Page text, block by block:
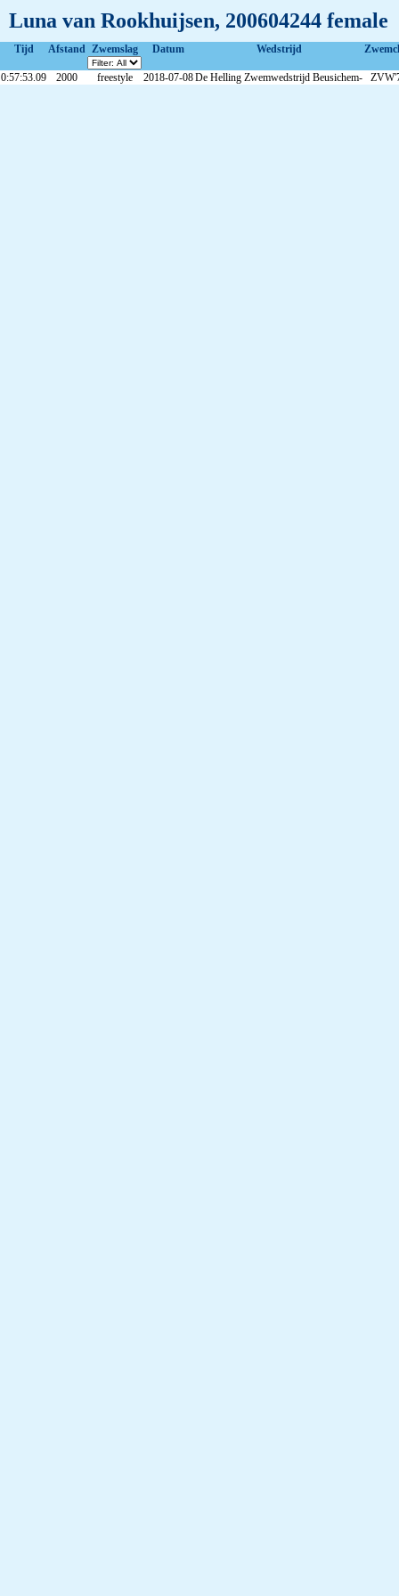
Luna van Rookhuijsen, 200604244 female
Tijd Afstand Zwemslag Datum Wedstrijd
0:57:53.09 2000 freestyle 2018-07-08De Helling Zwemwedstrijd Beusichem-